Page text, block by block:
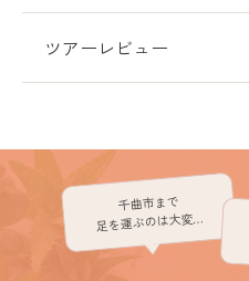
ツアーレビュー
千曲市まで
足を運ぶのは大変…